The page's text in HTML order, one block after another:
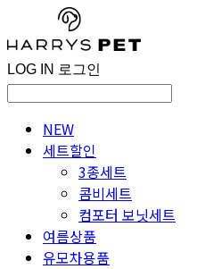
LOG IN 로그인
NEW
세트할인
3종세트
콤비세트
컴포터 보닛세트
여름상품
유모차용품